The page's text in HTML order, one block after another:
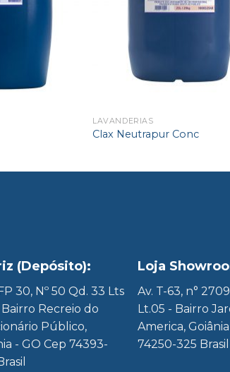
LAVANDERIAS
Clax Neutrapur Conc
(Depósito):
30, Nº 50 Qd. 33 Lts
Bairro Recreio do
Público,
- GO Cep 74393-
Loja
Av. T-63, n°
Lt.05 - Bairro
America,
74250-325 Brasil